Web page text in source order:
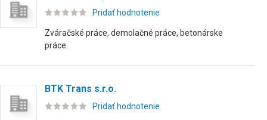
Pridať hodnotenie
Zváračské práce, demolačné práce, betonárske
práce.
BTK Trans s.r.o.
Pridať hodnotenie